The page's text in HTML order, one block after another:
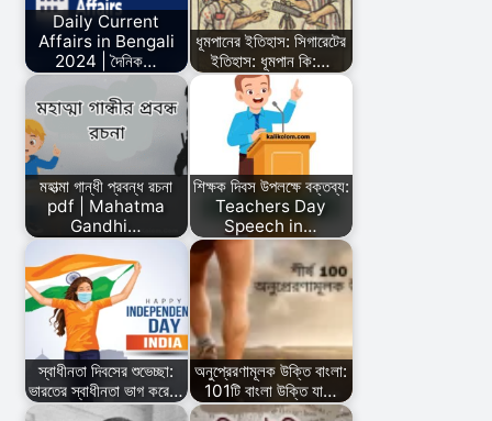
Daily Current
Affairs in Bengali
2024 | দৈনিক…
ধূমপানের ইতিহাস: সিগারেটের
ইতিহাস: ধূমপান কি:…
মহাত্মা গান্ধী প্রবন্ধ রচনা
pdf | Mahatma
Gandhi…
শিক্ষক দিবস উপলক্ষে বক্তব্য:
Teachers Day
Speech in…
স্বাধীনতা দিবসের শুভেচ্ছা:
ভারতের স্বাধীনতা ভাগ করে…
অনুপ্রেরণামূলক উক্তি বাংলা:
101টি বাংলা উক্তি যা…